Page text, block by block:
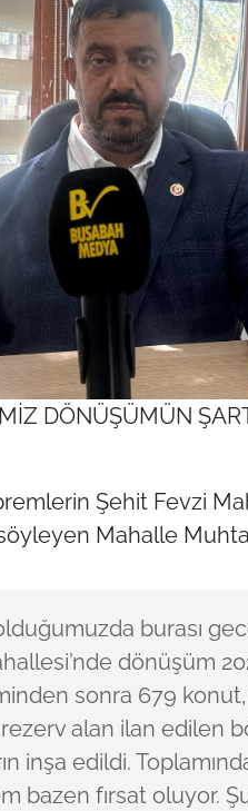
DÖNÜŞÜMÜN
Şehit Fevzi
Mahalle
burası
dönüşüm
sonra 679 konut,
alan ilan edilen
inşa edildi.
bazen fırsat oluyor.